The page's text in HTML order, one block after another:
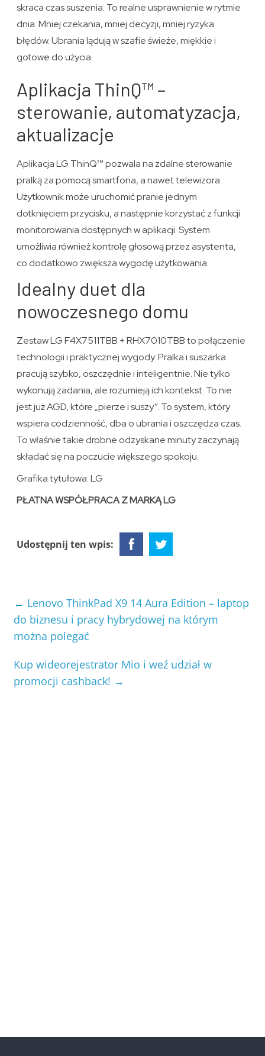
skraca czas suszenia. To realne usprawnienie w rytmie
dnia. Mniej czekania, mniej decyzji, mniej ryzyka
błędów. Ubrania lądują w szafie świeże, miękkie i
gotowe do użycia.
Aplikacja ThinQ™ –
sterowanie, automatyzacja,
aktualizacje
Aplikacja LG ThinQ™ pozwala na zdalne sterowanie
pralką za pomocą smartfona, a nawet telewizora.
Użytkownik może uruchomić pranie jednym
dotknięciem przycisku, a następnie korzystać z funkcji
monitorowania dostępnych w aplikacji. System
umożliwia również kontrolę głosową przez asystenta,
co dodatkowo zwiększa wygodę użytkowania.
Idealny duet dla
nowoczesnego domu
Zestaw LG F4X7511TBB + RHX7010TBB to połączenie
technologii i praktycznej wygody. Pralka i suszarka
pracują szybko, oszczędnie i inteligentnie. Nie tylko
wykonują zadania, ale rozumieją ich kontekst. To nie
jest już AGD, które „pierze i suszy”. To system, który
wspiera codzienność, dba o ubrania i oszczędza czas.
To właśnie takie drobne odzyskane minuty zaczynają
składać się na poczucie większego spokoju.
Grafika tytułowa: LG
PŁATNA WSPÓŁPRACA Z MARKĄ LG
Udostępnij ten wpis:
← Lenovo ThinkPad X9 14 Aura Edition – laptop
do biznesu i pracy hybrydowej na którym
można polegać
Kup wideorejestrator Mio i weź udział w
promocji cashback! →